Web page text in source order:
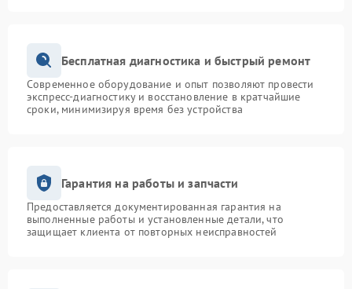
Бесплатная диагностика и быстрый ремонт
Современное оборудование и опыт позволяют провести
экспресс-диагностику и восстановление в кратчайшие
сроки, минимизируя время без устройства
Гарантия на работы и запчасти
Предоставляется документированная гарантия на
выполненные работы и установленные детали, что
защищает клиента от повторных неисправностей